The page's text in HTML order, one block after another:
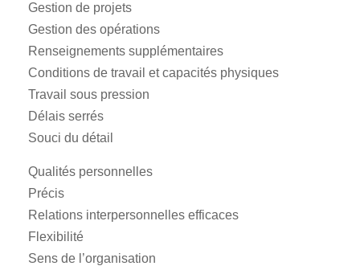
Gestion de projets
Gestion des opérations
Renseignements supplémentaires
Conditions de travail et capacités physiques
Travail sous pression
Délais serrés
Souci du détail
Qualités personnelles
Précis
Relations interpersonnelles efficaces
Flexibilité
Sens de l’organisation